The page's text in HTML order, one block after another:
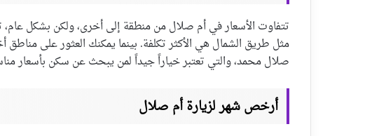
تتفاوت الأسعار في أم صلال من منطقة إلى أخرى، ولكن بشكل عام،
مثل طريق الشمال هي الأكثر تكلفة. بينما يمكنك العثور على مناطق
صلال محمد، والتي تعتبر خياراً جيداً لمن يبحث عن سكن بأسعار
أرخص شهر لزيارة أم صلال